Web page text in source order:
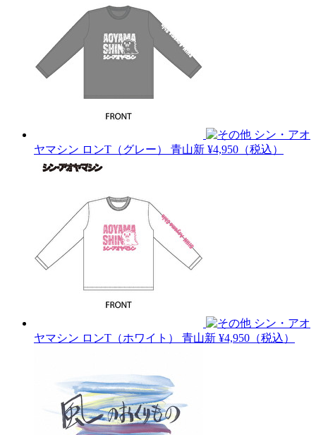
シン・アオ
ヤマシン ロンT（グレー） 青山新 ¥4,950（税込）
シン・アオ
ヤマシン ロンT（ホワイト） 青山新 ¥4,950（税込）